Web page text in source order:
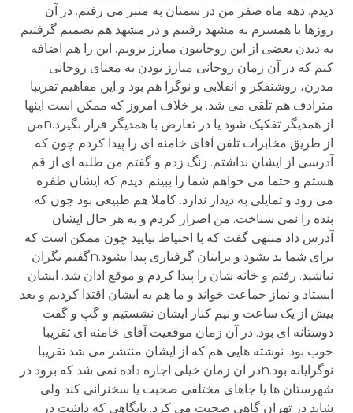
ديدم. دهه ماه صفر من در سمنان به منبر می رفتم. در آن
روزها با همسرم به مشهد رفتيم و در مشهد هم تصميم گرفتيم
به ديدن بعضی از اين روحانيون مبارز برويم. اين را هم اضافه
کنم که در آن زمان روحانی مبارز بودن به معنای روحانی
مدرن، روشنفکر و انقلابی و نوگرا هم بود و اين مفاهيم تقريبا
مترادف هم تلقی می شد. بر خلاف امروز که ممکن است اينها
از همديگر تفکيک شود يا در تعارض با همديگر قرار بگيرد.nمن
از طريق مخابرات تلفن آقای خامنه ای را پيدا کردم چون که
آدرسی از ايشان نداشتم. زنگ زدم و گفتم من طلبه ای از قم
هستم و حتما می خواهم شما را ببينم. ديدم که ايشان طفره
می رود و تمايلی به ديدار ندارد. کاملا هم طبيعی بود چون که
بنده را نمی شناخت. من اصرار کردم و به هر حال ايشان
آدرس داد منتهی گفت که با احتياط بياييد چون ممکن است که
برای شما بد بشود و برايتان گرفتاری پيدا بشود.nگفتم نگران
نباشيد. رفتم و خانه شان را پيدا کردم و موقع اذان شد. ايشان
ايستاد و نماز جماعت خواند و ما هم به ايشان اقتدا کرديم و بعد
بيش از يک ساعت و نيم کنار ايشان نشستيم و گپ و گفت
دوستانه ای بود. در آن زمان موقعيت آقای خامنه ای تقريبا
خوب بود. نوشته هايی هم که از ايشان منتشر می شد تقريبا
نوگرايانه بود.nدر آن زمان خيلی اجازه داده نمی شد که برود در
شهرستان ها يا جاهای مختلفی صحبت يا سخنرانی کند ولی
شايد در تهران گاهی صحبت می کرد. پايگاهی که داشت در